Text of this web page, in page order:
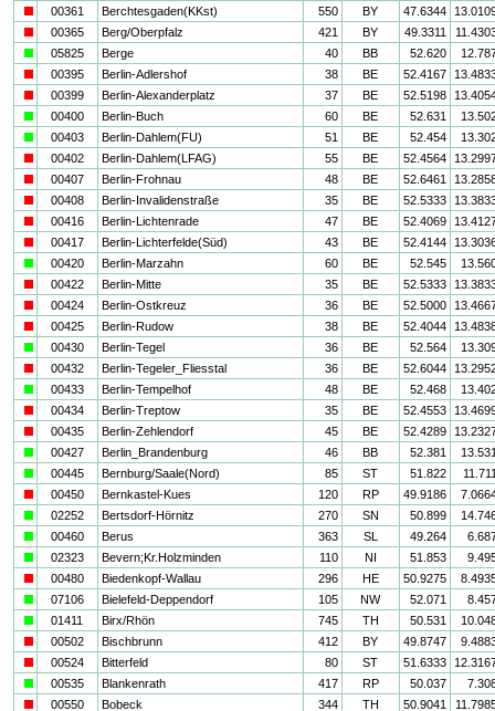
00361 Berchtesgaden(KKst) 550 BY 47.6344
00365 Berg/Oberpfalz 421 BY 49.3311
05825 Berge 40 BB 52.620
00395 Berlin-Adlershof 38 BE 52.4167
00399 Berlin-Alexanderplatz 37 BE 52.5198
00400 Berlin-Buch 60 BE 52.631
00403 Berlin-Dahlem(FU) 51 BE 52.454
00402 Berlin-Dahlem(LFAG) 55 BE 52.4564
00407 Berlin-Frohnau 48 BE 52.6461
00408 Berlin-Invalidenstraße 35 BE 52.5333
00416 Berlin-Lichtenrade 47 BE 52.4069
00417 Berlin-Lichterfelde(Süd) 43 BE 52.4144
00420 Berlin-Marzahn 60 BE 52.545
00422 Berlin-Mitte 35 BE 52.5333
00424 Berlin-Ostkreuz 36 BE 52.5000
00425 Berlin-Rudow 38 BE 52.4044
00430 Berlin-Tegel 36 BE 52.564
00432 Berlin-Tegeler_Fliesstal 36 BE 52.6044
00433 Berlin-Tempelhof 48 BE 52.468
00434 Berlin-Treptow 35 BE 52.4553
00435 Berlin-Zehlendorf 45 BE 52.4289
00427 Berlin_Brandenburg 46 BB 52.381
00445 Bernburg/Saale(Nord) 85 ST 51.822
00450 Bernkastel-Kues 120 RP 49.9186
02252 Bertsdorf-Hörnitz 270 SN 50.899
00460 Berus 363 SL 49.264
02323 Bevern;Kr.Holzminden 110 NI 51.853
00480 Biedenkopf-Wallau 296 HE 50.9275
07106 Bielefeld-Deppendorf 105 NW 52.071
01411 Birx/Rhön 745 TH 50.531
00502 Bischbrunn 412 BY 49.8747
00524 Bitterfeld 80 ST 51.6333
00535 Blankenrath 417 RP 50.037
00550 Bobeck 344 TH 50.9041